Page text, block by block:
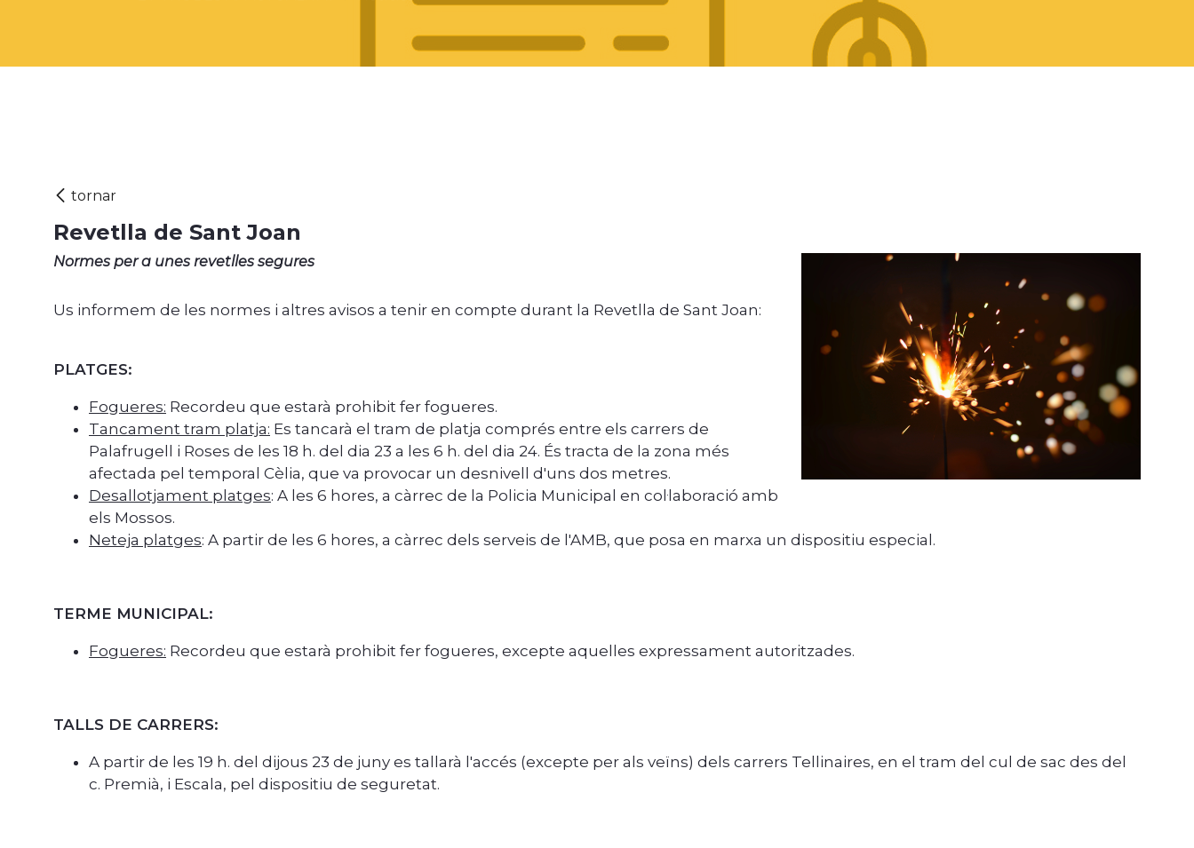
Revetlla de Sant Joan
Normes per a unes revetlles segures
Us informem de les normes i altres avisos a tenir en compte durant la Revetlla de Sant Joan:
PLATGES:
Fogueres: Recordeu que estarà prohibit fer fogueres.
Tancament tram platja: Es tancarà el tram de platja comprés entre els carrers de
Palafrugell i Roses de les 18 h. del dia 23 a les 6 h. del dia 24. És tracta de la zona més
afectada pel temporal Cèlia, que va provocar un desnivell d'uns dos metres.
Desallotjament platges: A les 6 hores, a càrrec de la Policia Municipal en col·laboració amb
els Mossos.
Neteja platges: A partir de les 6 hores, a càrrec dels serveis de l'AMB, que posa en marxa un dispositiu especial.
TERME MUNICIPAL:
Fogueres: Recordeu que estarà prohibit fer fogueres, excepte aquelles expressament autoritzades.
TALLS DE CARRERS:
A partir de les 19 h. del dijous 23 de juny es tallarà l'accés (excepte per als veïns) dels carrers Tellinaires, en el tram del cul de sac des del
c. Premià, i Escala, pel dispositiu de seguretat.